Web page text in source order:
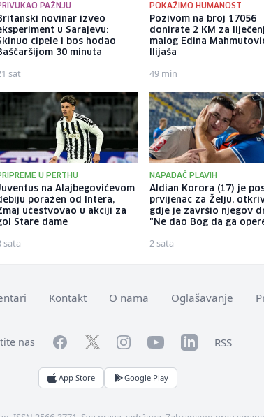
PAŽNJU
novinar izveo
u Sarajevu:
cipele i bos hodao
30 minuta
sat
POKAŽIMO HUMANOST
Pozivom na broj 17056
donirate 2 KM za
malog Edina
Ilijaša
49 min
U PERTHU
na Alajbegovićevom
poražen od Intera,
učestvovao u akciji za
Stare dame
sata
NAPADAČ PLAVIH
Aldian Korora (17) je
prvijenac za Želju,
gdje je završio njegov
"Ne dao Bog da ga
2 sata
Kontakt O nama Oglašavanje
nas FacebookTwitterInstagramYouTubeLinkedInRSS
App Store Google Play